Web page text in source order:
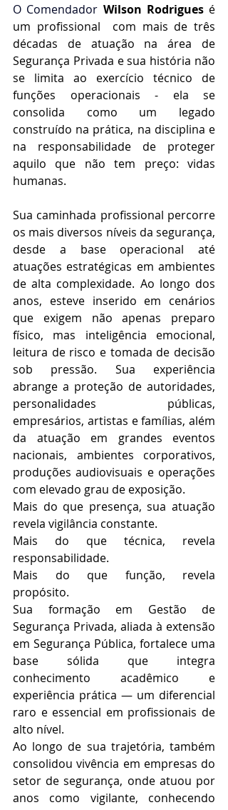
O Comendador Wilson Rodrigues é
um profissional  com mais de três
décadas de atuação na área de
Segurança Privada e sua história não
se limita ao exercício técnico de
funções operacionais - ela se
consolida como um legado
construído na prática, na disciplina e
na responsabilidade de proteger
aquilo que não tem preço: vidas
humanas.
Sua caminhada profissional percorre
os mais diversos níveis da segurança,
desde a base operacional até
atuações estratégicas em ambientes
de alta complexidade. Ao longo dos
anos, esteve inserido em cenários
que exigem não apenas preparo
físico, mas inteligência emocional,
leitura de risco e tomada de decisão
sob pressão. Sua experiência
abrange a proteção de autoridades,
personalidades públicas,
empresários, artistas e famílias, além
da atuação em grandes eventos
nacionais, ambientes corporativos,
produções audiovisuais e operações
com elevado grau de exposição.
Mais do que presença, sua atuação
revela vigilância constante.
Mais do que técnica, revela
responsabilidade.
Mais do que função, revela
propósito.
Sua formação em Gestão de
Segurança Privada, aliada à extensão
em Segurança Pública, fortalece uma
base sólida que integra
conhecimento acadêmico e
experiência prática — um diferencial
raro e essencial em profissionais de
alto nível.
Ao longo de sua trajetória, também
consolidou vivência em empresas do
setor de segurança, onde atuou por
anos como vigilante, conhecendo